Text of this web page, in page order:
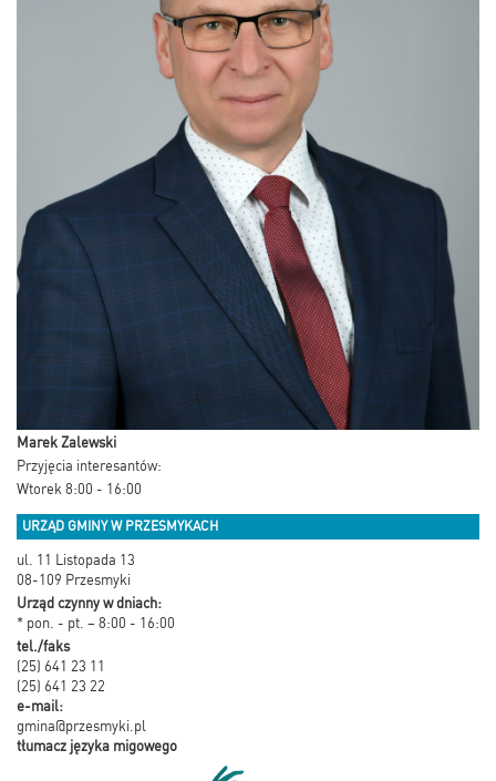
Marek Zalewski
Przyjęcia interesantów:
Wtorek 8:00 - 16:00
URZĄD GMINY W PRZESMYKACH
ul. 11 Listopada 13
08-109 Przesmyki
Urząd czynny w dniach:
* pon. - pt. – 8:00 - 16:00
tel./faks
(25) 641 23 11
(25) 641 23 22
e-mail:
gmina@przesmyki.pl
tłumacz języka migowego